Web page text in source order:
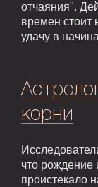
отчаяния".
времен стоит
удачу в
корни
что рождение
проистекало